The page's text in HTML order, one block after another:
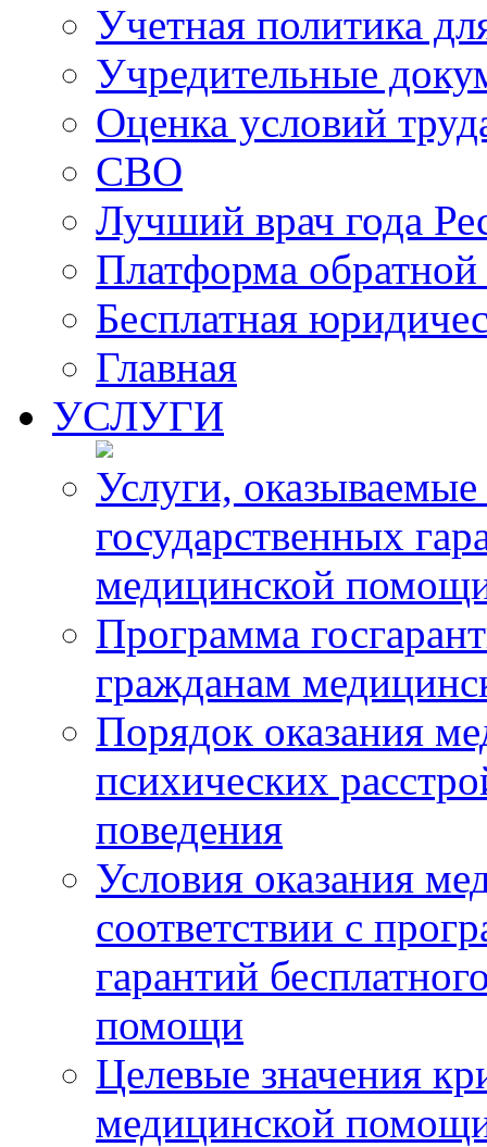
Учетная политика
Учредительные
Оценка условий
СВО
Лучший врач года
Платформа
Бесплатная
Главная
УСЛУГИ
Услуги,
государственных
медицинской
Программа
гражданам
Порядок оказания
психических
поведения
Условия оказания
соответствии с
гарантий
помощи
Целевые значения
медицинской